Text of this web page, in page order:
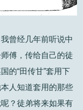
曾经几年前听说中
傅，传给自己的徒
的“田传甘”套用下
人知道套用的那些
？徒弟将来如果有